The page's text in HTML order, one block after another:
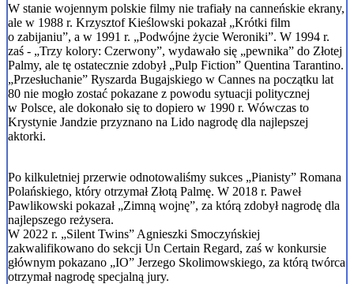
W stanie wojennym polskie filmy nie trafiały na canneńskie ekrany,
ale w 1988 r. Krzysztof Kieślowski pokazał „Krótki film
o zabijaniu”, a w 1991 r. „Podwójne życie Weroniki”. W 1994 r.
zaś - „Trzy kolory: Czerwony”, wydawało się „pewnika” do Złotej
Palmy, ale tę ostatecznie zdobył „Pulp Fiction” Quentina Tarantino.
„Przesłuchanie” Ryszarda Bugajskiego w Cannes na początku lat
80 nie mogło zostać pokazane z powodu sytuacji politycznej
w Polsce, ale dokonało się to dopiero w 1990 r. Wówczas to
Krystynie Jandzie przyznano na Lido nagrodę dla najlepszej
aktorki.
Po kilkuletniej przerwie odnotowaliśmy sukces „Pianisty” Romana
Polańskiego, który otrzymał Złotą Palmę. W 2018 r. Paweł
Pawlikowski pokazał „Zimną wojnę”, za którą zdobył nagrodę dla
najlepszego reżysera.
W 2022 r. „Silent Twins” Agnieszki Smoczyńskiej
zakwalifikowano do sekcji Un Certain Regard, zaś w konkursie
głównym pokazano „IO” Jerzego Skolimowskiego, za którą twórca
otrzymał nagrodę specjalną jury.